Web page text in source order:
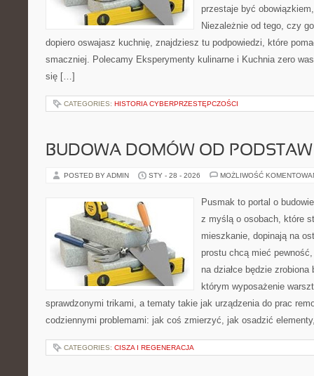
przestaje być
Niezależnie od tego, czy
dopiero oswajasz kuchnię, znajdziesz tu podpowiedzi, które
smaczniej. Polecamy Eksperymenty kulinarne i Kuchnia zero
się […]
CATEGORIES: HISTORIA CYBERPRZESTĘPCZOŚCI
BUDOWA DOMÓW OD PODSTAW
POSTED BY ADMIN STY - 28 - 2026 MOŻLIWOŚĆ
Pusmak to portal o
z myślą o osobach, które
mieszkanie, dopinają na
prostu chcą mieć
na działce będzie
którym wyposażenie
sprawdzonymi trikami, a tematy takie jak urządzenia do prac
codziennymi problemami: jak coś zmierzyć, jak osadzić
CATEGORIES: CISZA I REGENERACJA